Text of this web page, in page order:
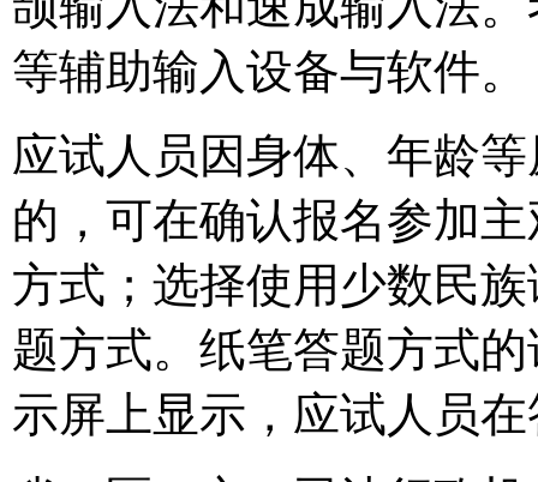
等辅助输入设备与软件。
应试人员因身体、年龄
的，可在确认报名参加
方式；选择使用少数民
题方式。纸笔答题方式
示屏上显示，应试人员